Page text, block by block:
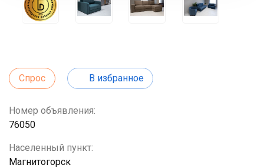
Спрос В избранное
Номер объявления:
76050
Населенный пункт:
Магнитогорск